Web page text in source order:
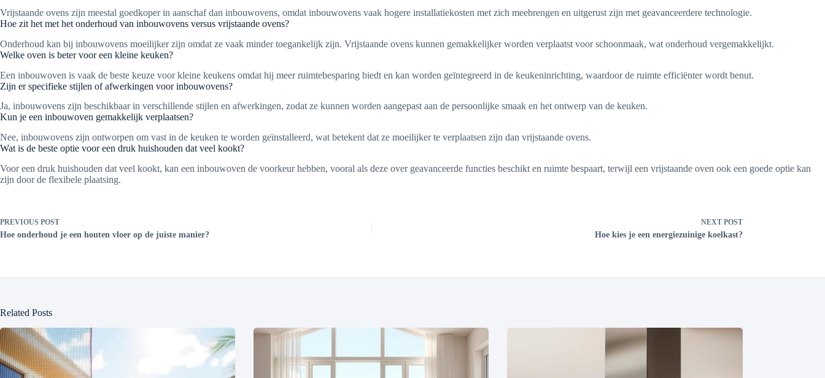
Vrijstaande ovens zijn meestal goedkoper in aanschaf dan inbouwovens, omdat inbouwovens vaak hogere installatiekosten met zich meebrengen en uitgerust zijn met geavanceerdere technologie.
Hoe zit het met het onderhoud van inbouwovens versus vrijstaande ovens?
Onderhoud kan bij inbouwovens moeilijker zijn omdat ze vaak minder toegankelijk zijn. Vrijstaande ovens kunnen gemakkelijker worden verplaatst voor schoonmaak, wat onderhoud vergemakkelijkt.
Welke oven is beter voor een kleine keuken?
Een inbouwoven is vaak de beste keuze voor kleine keukens omdat hij meer ruimtebesparing biedt en kan worden geïntegreerd in de keukeninrichting, waardoor de ruimte efficiënter wordt benut.
Zijn er specifieke stijlen of afwerkingen voor inbouwovens?
Ja, inbouwovens zijn beschikbaar in verschillende stijlen en afwerkingen, zodat ze kunnen worden aangepast aan de persoonlijke smaak en het ontwerp van de keuken.
Kun je een inbouwoven gemakkelijk verplaatsen?
Nee, inbouwovens zijn ontworpen om vast in de keuken te worden geïnstalleerd, wat betekent dat ze moeilijker te verplaatsen zijn dan vrijstaande ovens.
Wat is de beste optie voor een druk huishouden dat veel kookt?
Voor een druk huishouden dat veel kookt, kan een inbouwoven de voorkeur hebben, vooral als deze over geavanceerde functies beschikt en ruimte bespaart, terwijl een vrijstaande oven ook een goede optie kan
zijn door de flexibele plaatsing.
PREVIOUS POST
Hoe onderhoud je een houten vloer op de juiste manier?
NEXT POST
Hoe kies je een energiezuinige koelkast?
Related Posts